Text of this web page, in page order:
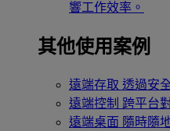
響工作效率。
其他使用案例
遠端存取 透過安
遠端控制 跨平台
遠端桌面 隨時隨